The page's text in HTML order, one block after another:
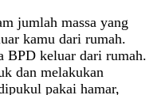
jumlah massa yang
kamu dari rumah.
BPD keluar dari rumah.
dan melakukan
pakai hamar,